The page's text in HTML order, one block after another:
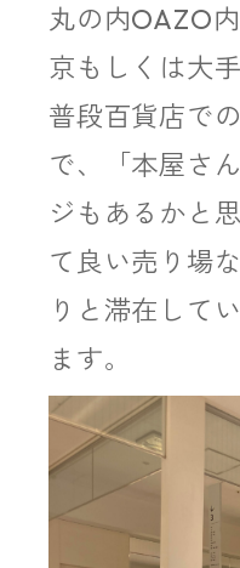
丸の内OAZO
京もしくは大
普段百貨店で
で、「本屋さ
ジもあるかと
て良い売り場
りと滞在して
ます。